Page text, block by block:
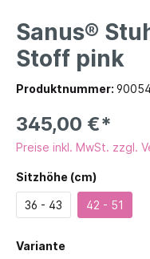
Sanus®
Stoff pink
Produktnummer:
345,00 €*
Preise inkl. MwSt. zzgl.
Sitzhöhe (cm)
36 - 43 42 - 51
Variante